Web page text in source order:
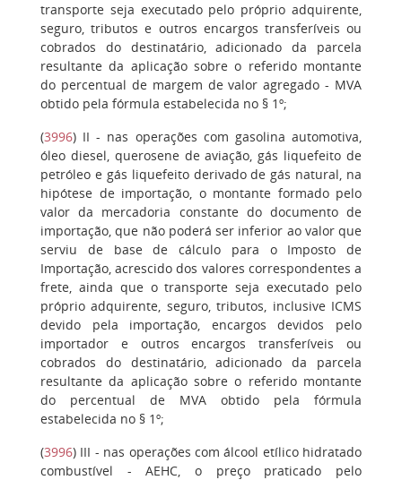
transporte seja executado pelo próprio adquirente,
seguro, tributos e outros encargos transferíveis ou
cobrados do destinatário, adicionado da parcela
resultante da aplicação sobre o referido montante
do percentual de margem de valor agregado - MVA
obtido pela fórmula estabelecida no § 1º;
(3996) II- nas operações com gasolina automotiva,
óleo diesel, querosene de aviação, gás liquefeito de
petróleo e gás liquefeito derivado de gás natural, na
hipótese de importação, o montante formado pelo
valor da mercadoria constante do documento de
importação, que não poderá ser inferior ao valor que
serviu de base de cálculo para o Imposto de
Importação, acrescido dos valores correspondentes a
frete, ainda que o transporte seja executado pelo
próprio adquirente, seguro, tributos, inclusive ICMS
devido pela importação, encargos devidos pelo
importador e outros encargos transferíveis ou
cobrados do destinatário, adicionado da parcela
resultante da aplicação sobre o referido montante
do percentual de MVA obtido pela fórmula
estabelecida no § 1º;
(3996) III - nas operações com álcool etílico hidratado
combustível - AEHC, o preço praticado pelo